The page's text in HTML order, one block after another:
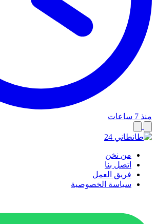
منذ 7 ساعات
من نخن
اتصل بنا
فريق العمل
سياسة الخصوصية